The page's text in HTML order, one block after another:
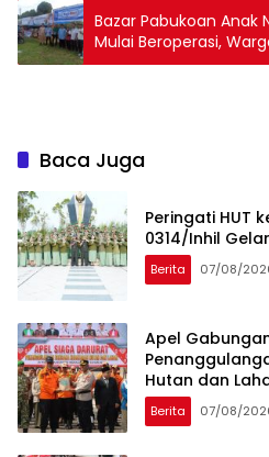
Bazar Pabukoan Anak
Mulai Beroperasi,
Berbuka Puasa
Baca Juga
Peringati HUT
0314/Inhil
Berita 07/08/
Apel
Hutan dan
Berita 07/08/